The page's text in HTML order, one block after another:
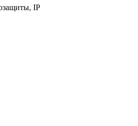
IP